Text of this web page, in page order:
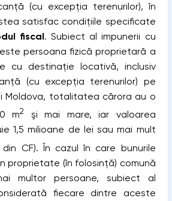
(cu excepția terenurilor), în
satisfac condițiile specificate
fiscal. Subiect al impunerii cu
persoana fizică proprietară a
cu destinaţie locativă, inclusiv
(cu excepția terenurilor) pe
Moldova, totalitatea cărora au o
m2
şi mai mare, iar valoarea
1,5 milioane de lei sau mai mult
CF). În cazul în care bunurile
proprietate (în folosinţă) comună
multor persoane, subiect al
fiecare dintre aceste